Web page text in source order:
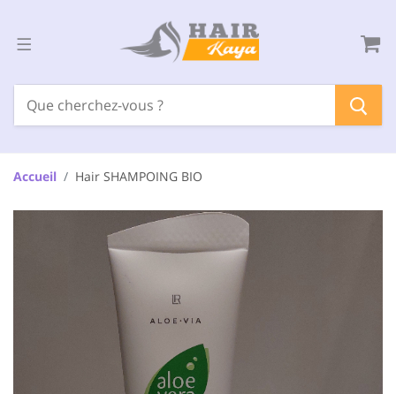
Accueil Hair SHAMPOING BIO